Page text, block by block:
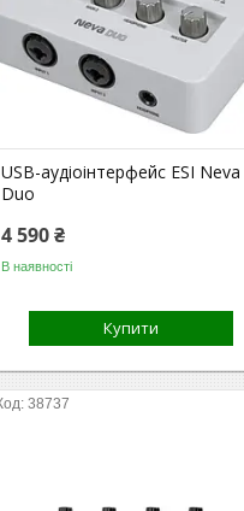
USB-аудіоінтерфейс ESI Neva
Duo
4 590 ₴
В наявності
Купити
38737